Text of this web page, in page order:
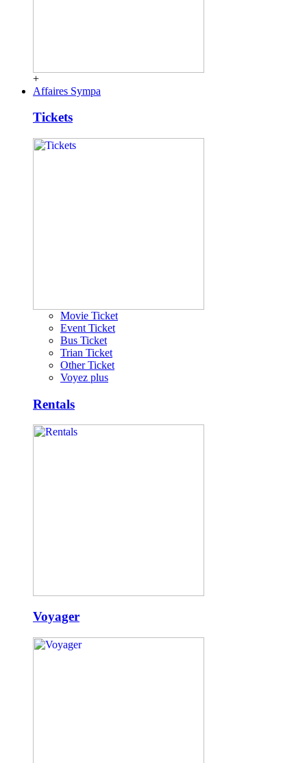
+
Affaires Sympa
Tickets
Movie Ticket
Event Ticket
Bus Ticket
Trian Ticket
Other Ticket
Voyez plus
Rentals
Voyager